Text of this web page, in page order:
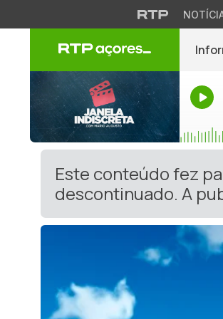
Este conteúdo fez
descontinuado. A